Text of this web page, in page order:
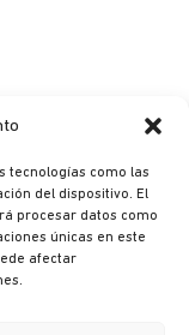
tecnologías como las
del dispositivo. El
procesar datos como
únicas en este
afectar